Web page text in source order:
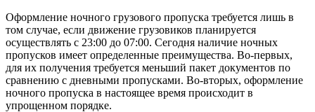
Оформление ночного грузового пропуска требуется лишь в
том случае, если движение грузовиков планируется
осуществлять с 23:00 до 07:00. Сегодня наличие ночных
пропусков имеет определенные преимущества. Во-первых,
для их получения требуется меньший пакет документов по
сравнению с дневными пропусками. Во-вторых, оформление
ночного пропуска в настоящее время происходит в
упрощенном порядке.